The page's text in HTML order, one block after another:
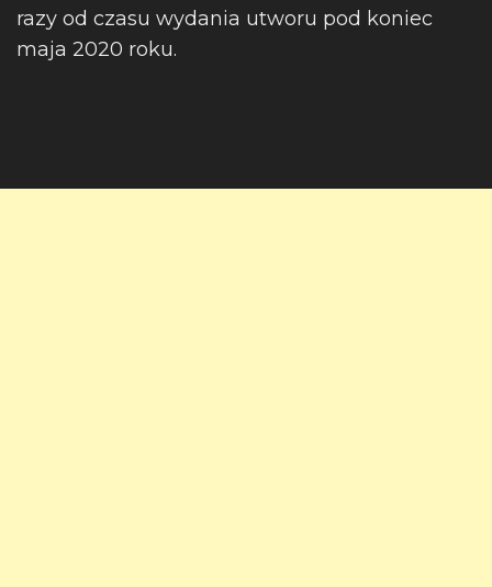
razy od czasu wydania utworu pod koniec
maja 2020 roku.